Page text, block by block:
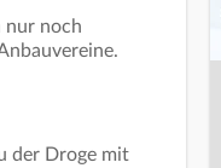
nur noch
der Droge mit